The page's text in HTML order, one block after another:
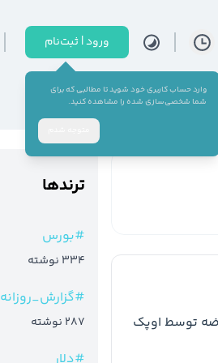
ورود | ثبت‌نام
وارد حساب کاربری خود شوید تا مطالبی که برای
شما شخصی‌سازی شده را مشاهده کنید.
ترند‌ها
#بورس
334 نوشته
#گزارش_روزانه
287 نوشته